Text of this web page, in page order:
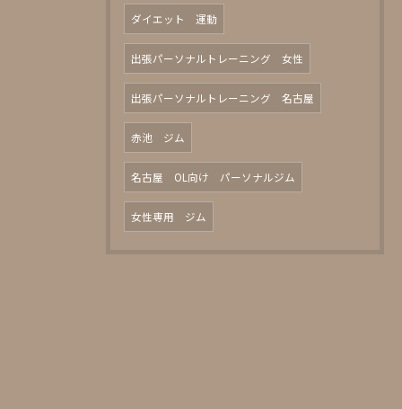
ダイエット 運動
出張パーソナルトレーニング 女性
出張パーソナルトレーニング 名古屋
赤池 ジム
名古屋 OL向け パーソナルジム
女性専用 ジム